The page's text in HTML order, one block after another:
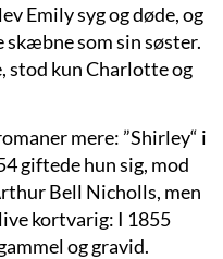
Emily syg og døde, og
skæbne som sin søster.
stod kun Charlotte og
mere: ”Shirley“ i
giftede hun sig, mod
Bell Nicholls, men
kortvarig: I 1855
og gravid.